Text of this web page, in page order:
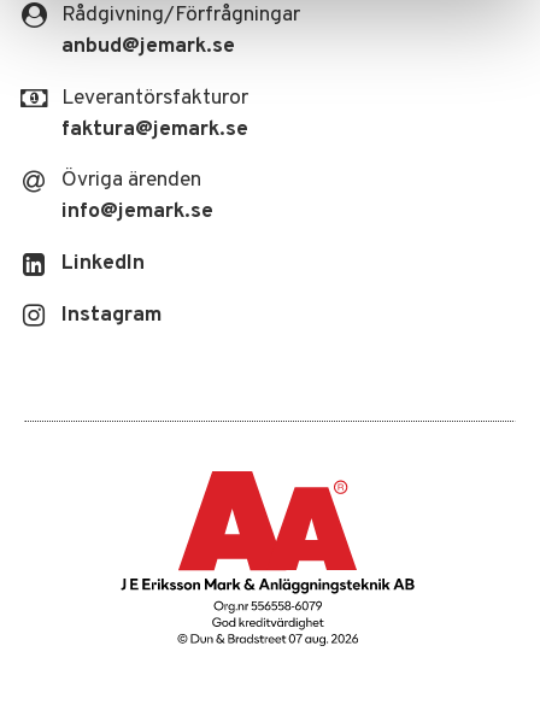
Rådgivning/Förfrågningar
anbud@jemark.se
Leverantörsfakturor
faktura@jemark.se
Övriga ärenden
info@jemark.se
LinkedIn
Instagram